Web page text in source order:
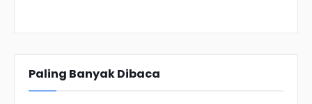
Paling Banyak Dibaca